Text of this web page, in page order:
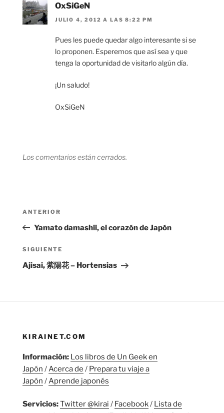
OxSiGeN
JULIO 4, 2012 A LAS 8:22 PM
Pues les puede quedar algo interesante si se
lo proponen. Esperemos que así sea y que
tenga la oportunidad de visitarlo algún día.
¡Un saludo!
OxSiGeN
Los comentarios están cerrados.
entradas
Entrada
anterior:
ANTERIOR
Yamato damashii, el corazón de Japón
Siguiente
entrada
SIGUIENTE
Ajisai, 紫陽花 – Hortensias
KIRAINET.COM
Información: Los libros de Un Geek en
Japón / Acerca de / Prepara tu viaje a
Japón / Aprende japonés
Servicios:Twitter @kirai / Facebook/ Lista de